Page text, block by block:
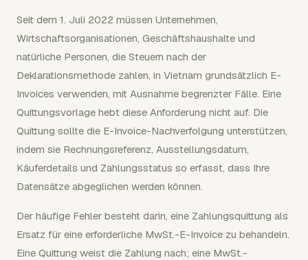
Seit dem 1. Juli 2022 müssen Unternehmen,
Wirtschaftsorganisationen, Geschäftshaushalte und
natürliche Personen, die Steuern nach der
Deklarationsmethode zahlen, in Vietnam grundsätzlich E-
Invoices verwenden, mit Ausnahme begrenzter Fälle. Eine
Quittungsvorlage hebt diese Anforderung nicht auf. Die
Quittung sollte die E-Invoice-Nachverfolgung unterstützen,
indem sie Rechnungsreferenz, Ausstellungsdatum,
Käuferdetails und Zahlungsstatus so erfasst, dass Ihre
Datensätze abgeglichen werden können.
Der häufige Fehler besteht darin, eine Zahlungsquittung als
Ersatz für eine erforderliche MwSt.-E-Invoice zu behandeln.
Eine Quittung weist die Zahlung nach; eine MwSt.-